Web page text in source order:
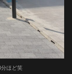
ほど笑